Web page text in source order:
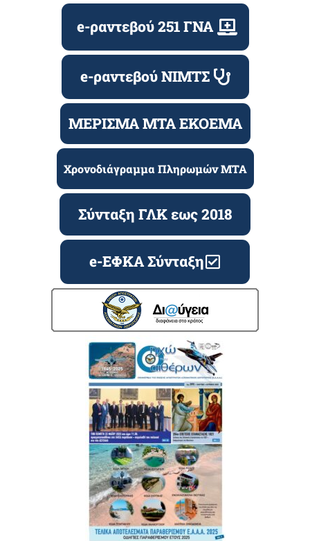
e-ραντεβού 251 ΓΝΑ
e-ραντεβού ΝΙΜΤΣ
ΜΕΡΙΣΜΑ ΜΤΑ ΕΚΟΕΜΑ
Χρονοδιάγραμμα Πληρωμών ΜΤΑ
Σύνταξη ΓΛΚ εως 2018
e-ΕΦΚΑ Σύνταξη